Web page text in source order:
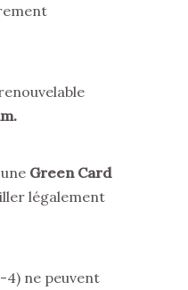
Green Card
légalement
4) ne peuvent